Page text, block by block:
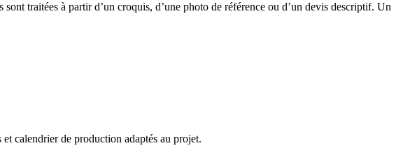
traitées à partir d’un croquis, d’une photo de référence ou d’un devis descriptif. Un
calendrier de production adaptés au projet.